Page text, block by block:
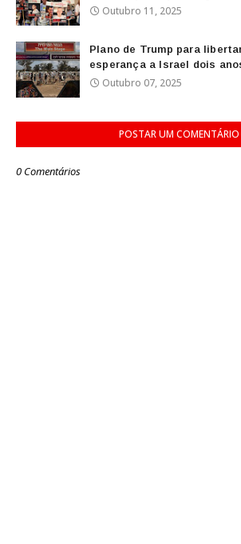
Outubro 11, 2025
Plano de Trump para
esperança a Israel dois
Outubro 07, 2025
POSTAR UM COMENTÁRIO
0 Comentários